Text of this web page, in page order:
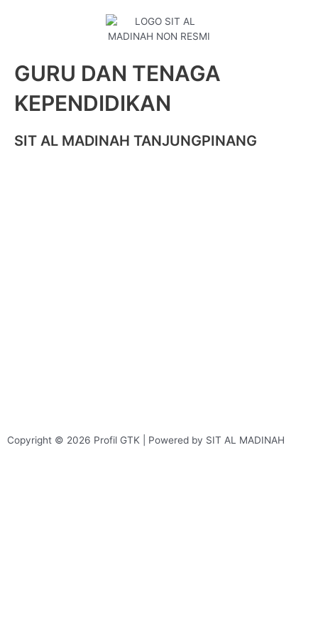
GURU DAN TENAGA
KEPENDIDIKAN
SIT AL MADINAH TANJUNGPINANG
Copyright © 2026 Profil GTK | Powered by SIT AL MADINAH